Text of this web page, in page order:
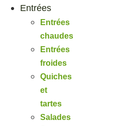
Entrées
Entrées
chaudes
Entrées
froides
Quiches
et
tartes
Salades